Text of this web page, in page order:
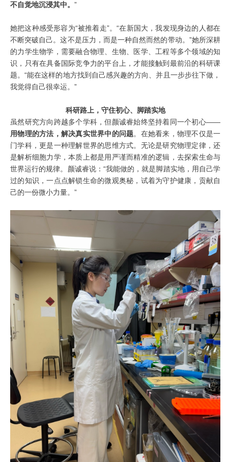
不自觉地沉浸其中。 ”
她把这种感受形容为“被推着走”。“在新国大，我发现身边的人都在
不断突破自己。这不是压力，而是一种自然而然的带动。”她所深耕
的力学生物学，需要融合物理、生物、医学、工程等多个领域的知
识，只有在具备国际竞争力的平台上，才能接触到最前沿的科研课
题。“能在这样的地方找到自己感兴趣的方向、并且一步步往下做，
我觉得自己很幸运。”
科研路上，守住初心、脚踏实地
虽然研究方向跨越多个学科，但颜诚睿始终坚持着同一个初心——
用物理的方法，解决真实世界中的问题。在她看来，物理不仅是一
门学科，更是一种理解世界的思维方式。无论是研究物理定律，还
是解析细胞力学，本质上都是用严谨而精准的逻辑，去探索生命与
世界运行的规律。颜诚睿说：“我能做的，就是脚踏实地，用自己学
过的知识，一点点解锁生命的微观奥秘，试着为守护健康，贡献自
己的一份微小力量。”